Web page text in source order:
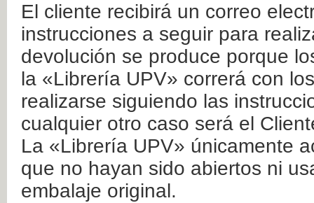
El cliente recibirá un correo
instrucciones a seguir para
devolución se produce porque
la «Librería UPV» correrá con
realizarse siguiendo las
cualquier otro caso será el
La «Librería UPV» únicamente
que no hayan sido abiertos ni
embalaje original.